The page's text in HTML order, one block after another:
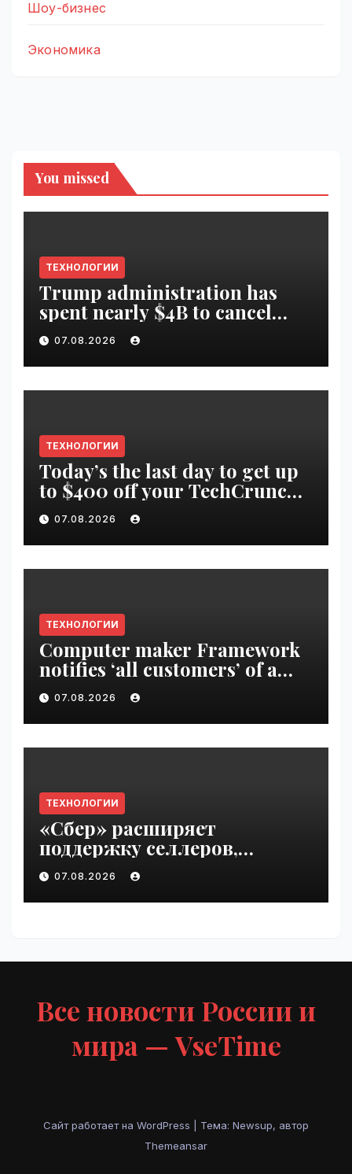
Шоу-бизнес
Экономика
You missed
ТЕХНОЛОГИИ
Trump administration has
spent nearly $4B to cancel
offshore wind farms |
VseTime.ru
07.08.2026
ТЕХНОЛОГИИ
Today’s the last day to get up
to $400 off your TechCrunch
Disrupt 2026 ticket |
VseTime.ru
07.08.2026
ТЕХНОЛОГИИ
Computer maker Framework
notifies ‘all customers’ of a
data breach | VseTime.ru
07.08.2026
ТЕХНОЛОГИИ
«Сбер» расширяет
поддержку селлеров,
пострадавших от
инцидентов на складах
Wildberries | VseTime.ru
07.08.2026
Все новости России и
мира — VseTime
Сайт работает на WordPress
Тема: Newsup, автор
Themeansar